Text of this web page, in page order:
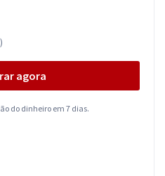
agora
do dinheiro em 7 dias.